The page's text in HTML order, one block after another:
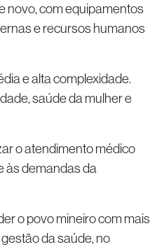
novo, com equipamentos
e recursos humanos
e alta complexidade.
saúde da mulher e
o atendimento médico
às demandas da
o povo mineiro com mais
da saúde, no